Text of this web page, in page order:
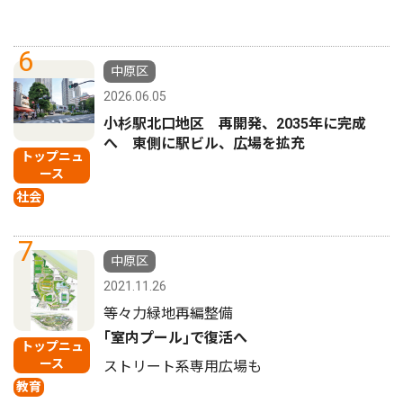
6
トップニュ
ース
社会
中原区
2026.06.05
小杉駅北口地区 再開発、2035年に完成
へ 東側に駅ビル、広場を拡充
7
トップニュ
ース
教育
中原区
2021.11.26
等々力緑地再編整備
｢室内プール｣で復活へ
ストリート系専用広場も